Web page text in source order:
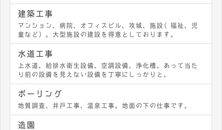
建築工事
マンション、病院、オフィスビル、攻城、施設（福祉、児
童など）。大型施設の建設を得意としております。
水道工事
上水道、給排水衛生設備、空調設備、浄化槽。あって当た
り前の設備を見えない設備を丁寧にしっかりと。
ボーリング
地質調査、井戸工事、温泉工事。地面の下の仕事です。
造園